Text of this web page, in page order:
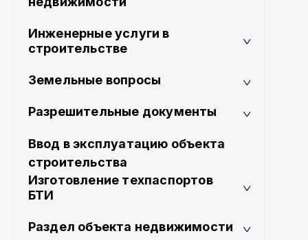
Инженерные услуги в
строительстве
Земельные вопросы
Разрешительные документы
Ввод в эксплуатацию объекта
строительства
Изготовление техпаспортов
БТИ
Раздел объекта недвижимости